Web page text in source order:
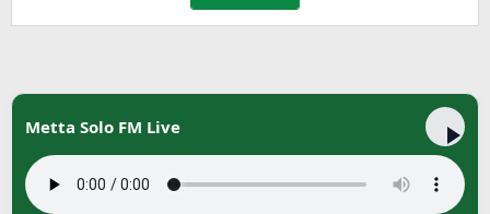
Metta Solo FM Live